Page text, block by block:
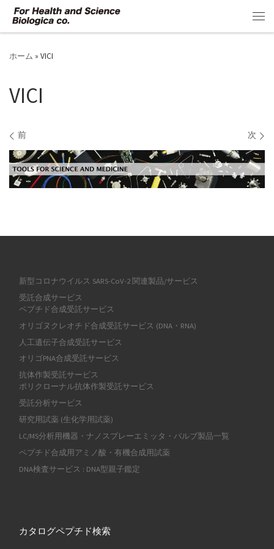
コンテンツへスキップ
ホーム » VICI
VICI
画像ナビゲーション
前 次
新型コロナウイルス SARS-CoV-2 関連製品/サービス
受託合成サービス
ペプチド合成受託サービス
オリゴヌクレオチド合成受託サービス (DNA・RNA)
人工遺伝子合成受託サービス
オリゴPNA合成受託サービス
抗体作製受託サービス
ポリクローナル抗体作製受託サービス
受託分析サービス
研究用試薬 (生化学用試薬)
LC/MS分析用機器・ナノスプレーエミッタ・バルブ製品一覧
ペプチド合成用アミノ酸・有機合成用試薬
DNA検査サービス : DNA型親子鑑定
カタログペプチド検索